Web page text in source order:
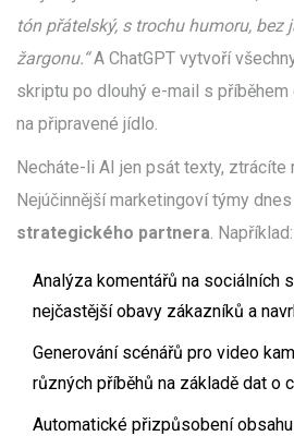
tón přátelský, s trochu humoru, bez
žargonu.“A ChatGPT vytvoří
skriptu po dlouhý e-mail s příběhem
na připravené jídlo.
Necháte-li AI jen psát texty, ztrácíte
Nejúčinnější marketingoví týmy
strategického partnera. Například:
Analýza komentářů na sociálních
nejčastější obavy zákazníků a
Generování scénářů pro video
různých příběhů na základě dat o
Automatické přizpůsobení